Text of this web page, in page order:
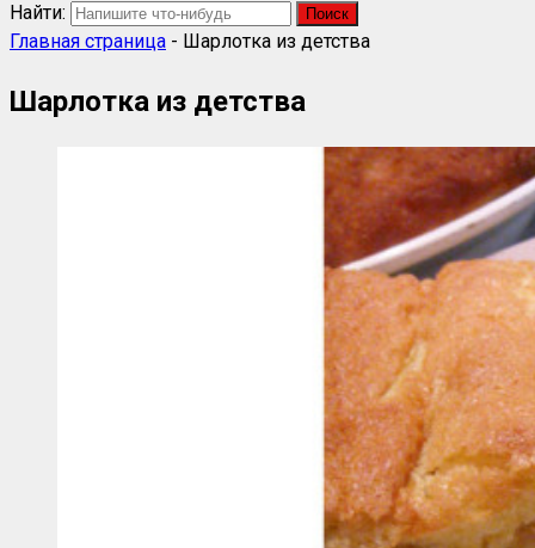
Найти:
Главная страница - Шарлотка из детства
Шарлотка из детства